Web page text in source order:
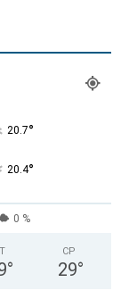
20.7°
20.4°
0 %
°
СР
29°